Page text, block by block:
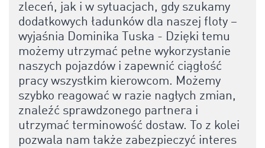
zleceń, jak i w sytuacjach, gdy szukamy
dodatkowych ładunków dla naszej floty –
wyjaśnia Dominika Tuska - Dzięki temu
możemy utrzymać pełne wykorzystanie
naszych pojazdów i zapewnić ciągłość
pracy wszystkim kierowcom. Możemy
szybko reagować w razie nagłych zmian,
znaleźć sprawdzonego partnera i
utrzymać terminowość dostaw. To z kolei
pozwala nam także zabezpieczyć interes